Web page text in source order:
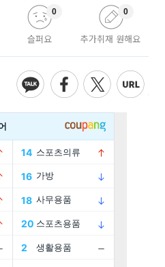
슬퍼요
0
추가취재 원해요
0